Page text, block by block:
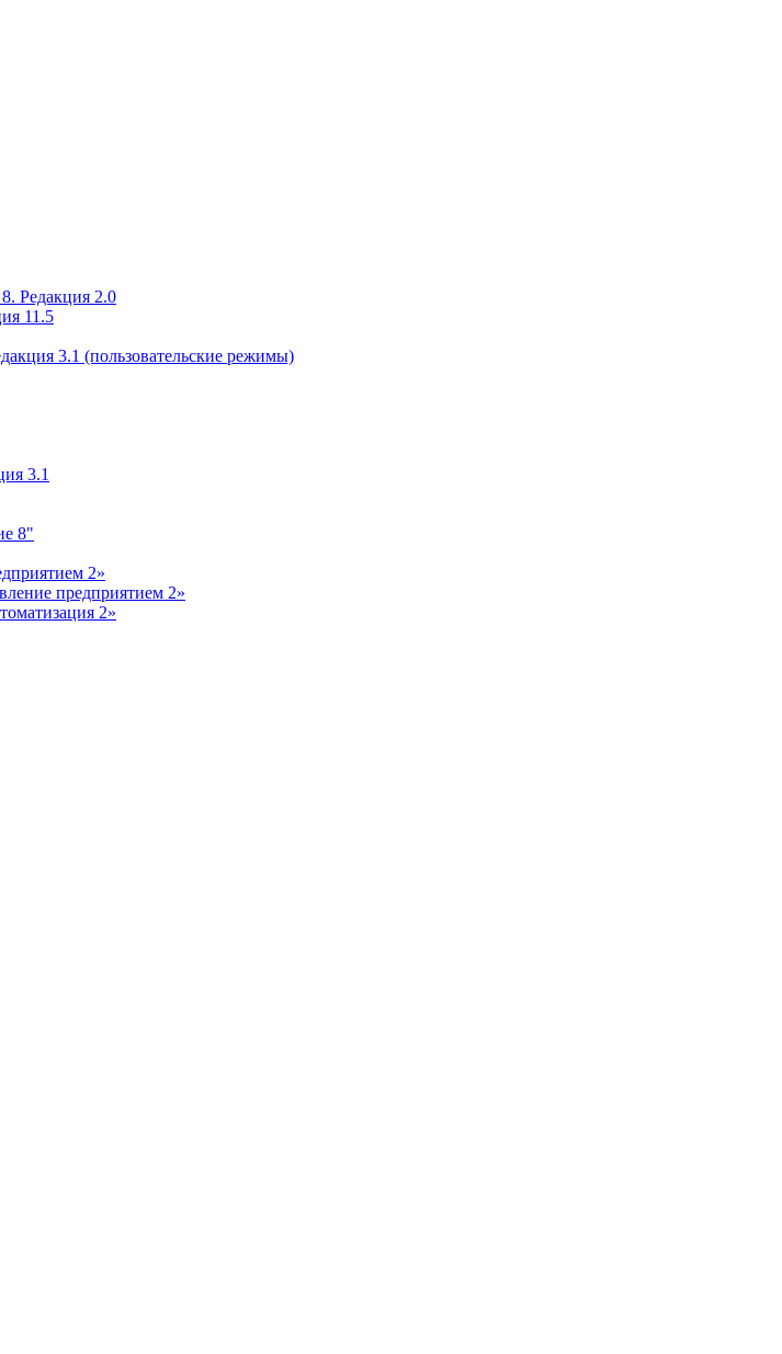
Редакция 2.0
11.5
3.1 (пользовательские режимы)
3.1
8"
2»
предприятием 2»
2»